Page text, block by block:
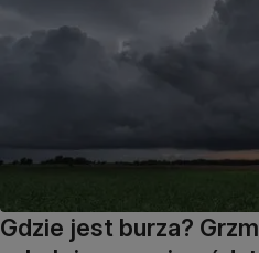
Gdzie jest burza?